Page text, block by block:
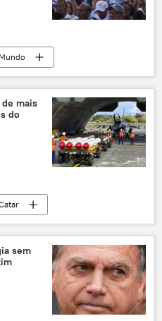
Mundo
Cuba
mais
do
Unidos
sem